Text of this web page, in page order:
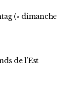
(« dimanche
de l’Est